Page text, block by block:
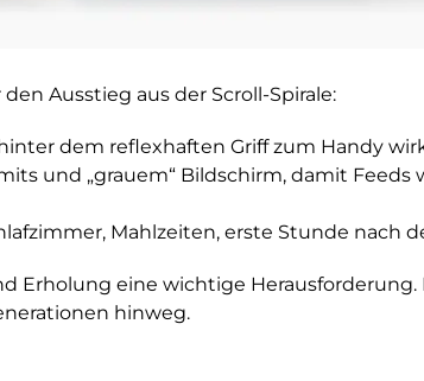
Ausstieg aus der Scroll-Spirale:
dem reflexhaften Griff zum Handy
und „grauem“ Bildschirm, damit Feeds
Mahlzeiten, erste Stunde nach
Erholung eine wichtige Herausforderung.
hinweg.